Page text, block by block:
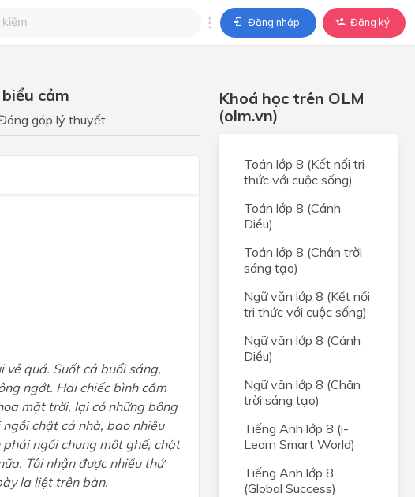
kiếm câu trả lời
kiếm câu trả lời cho câu hỏi của
Đăng nhập Đăng ký
cảm
góp lý thuyết
vẻ quá. Suốt cả buổi sáng,
ngớt. Hai chiếc bình cắm
mặt trời, lại có những bông
chật cả nhà, bao nhiêu
ngồi chung một ghế, chật
Tôi nhận được nhiều thứ
la liệt trên bàn.
Khoá học trên OLM
(olm.vn)
Toán lớp 8 (Kết nối tri
thức với cuộc sống)
Toán lớp 8 (Cánh
Diều)
Toán lớp 8 (Chân trời
sáng tạo)
Ngữ văn lớp 8 (Kết nối
tri thức với cuộc sống)
Ngữ văn lớp 8 (Cánh
Diều)
Ngữ văn lớp 8 (Chân
trời sáng tạo)
Tiếng Anh lớp 8 (i-
Learn Smart World)
Tiếng Anh lớp 8
(Global Success)